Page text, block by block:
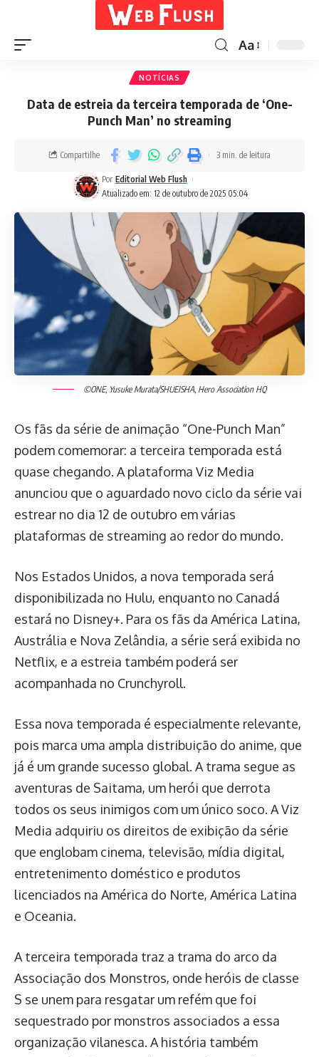
Aa
NOTÍCIAS
Data de estreia da terceira temporada de ‘One-
Punch Man’ no streaming
Atualizado em: 12 de outubro de 2025 05:04
Por Editorial Web Flush
Compartilhe 3 min. de leitura
©ONE, Yusuke Murata/SHUEISHA, Hero Association HQ
Os fãs da série de animação “One-Punch Man”
podem comemorar: a terceira temporada está
quase chegando. A plataforma Viz Media
anunciou que o aguardado novo ciclo da série vai
estrear no dia 12 de outubro em várias
plataformas de streaming ao redor do mundo.
Nos Estados Unidos, a nova temporada será
disponibilizada no Hulu, enquanto no Canadá
estará no Disney+. Para os fãs da América Latina,
Austrália e Nova Zelândia, a série será exibida no
Netflix, e a estreia também poderá ser
acompanhada no Crunchyroll.
Essa nova temporada é especialmente relevante,
pois marca uma ampla distribuição do anime, que
já é um grande sucesso global. A trama segue as
aventuras de Saitama, um herói que derrota
todos os seus inimigos com um único soco. A Viz
Media adquiriu os direitos de exibição da série
que englobam cinema, televisão, mídia digital,
entretenimento doméstico e produtos
licenciados na América do Norte, América Latina
e Oceania.
A terceira temporada traz a trama do arco da
Associação dos Monstros, onde heróis de classe
S se unem para resgatar um refém que foi
sequestrado por monstros associados a essa
organização vilanesca. A história também